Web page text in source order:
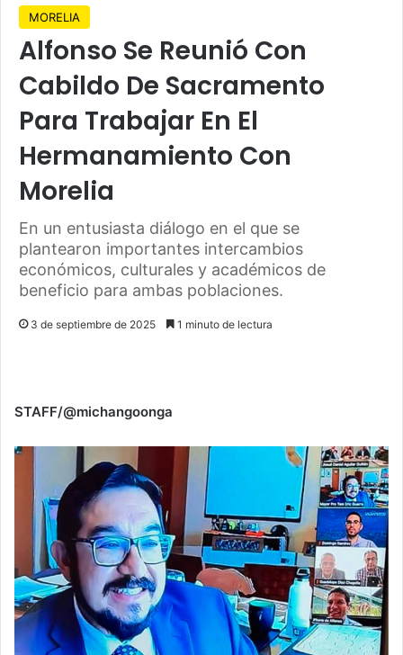
MORELIA
Alfonso Se Reunió Con
Cabildo De Sacramento
Para Trabajar En El
Hermanamiento Con
Morelia
En un entusiasta diálogo en el que se
plantearon importantes intercambios
económicos, culturales y académicos de
beneficio para ambas poblaciones.
3 de septiembre de 2025 1 minuto de lectura
STAFF/@michangoonga